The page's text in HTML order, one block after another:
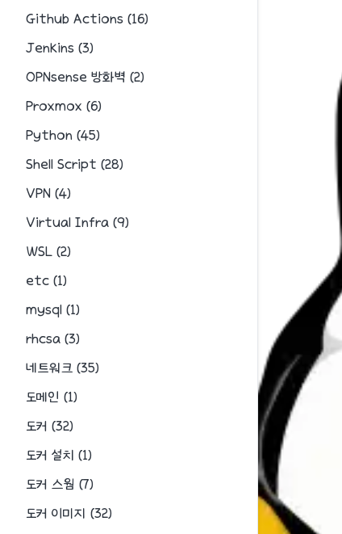
Github Actions (16)
Jenkins (3)
OPNsense 방화벽 (2)
Proxmox (6)
Python (45)
Shell Script (28)
VPN (4)
Virtual Infra (9)
WSL (2)
etc (1)
mysql (1)
rhcsa (3)
네트워크 (35)
도메인 (1)
도커 (32)
도커 설치 (1)
도커 스웜 (7)
도커 이미지 (32)